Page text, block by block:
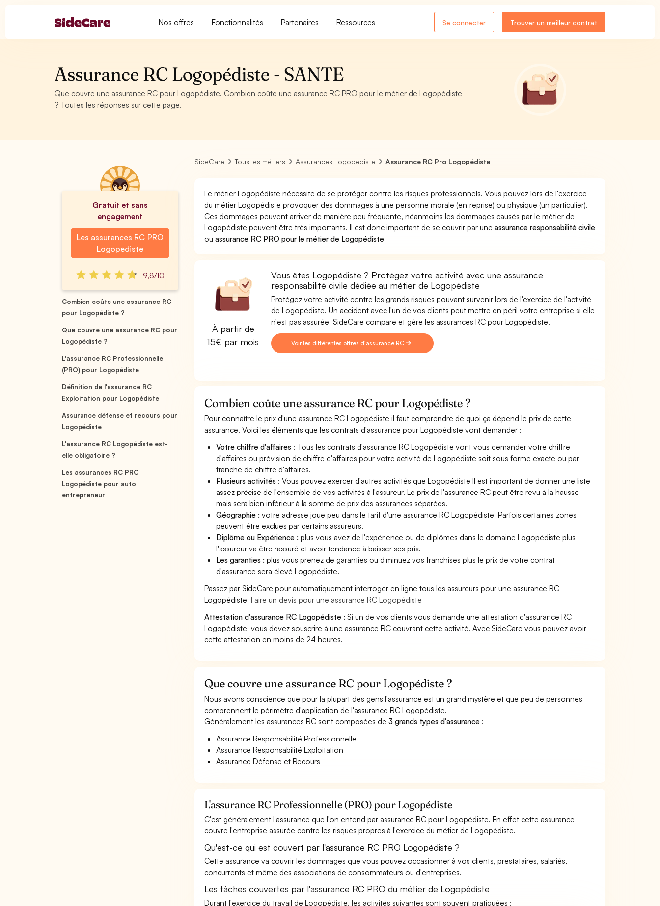
Nos offres Fonctionnalités Partenaires Ressources Se connecter Trouver un meilleur contrat
Assurance RC Logopédiste - SANTE
Que couvre une assurance RC pour Logopédiste. Combien coûte une assurance RC PRO pour le métier de Logopédiste
? Toutes les réponses sur cette page.
Gratuit et sans
engagement
Les assurances RC PRO
Logopédiste
9,8/10
Combien coûte une assurance RC
pour Logopédiste ?
Que couvre une assurance RC pour
Logopédiste ?
L'assurance RC Professionnelle
(PRO) pour Logopédiste
Définition de l'assurance RC
Exploitation pour Logopédiste
Assurance défense et recours pour
Logopédiste
L'assurance RC Logopédiste est-
elle obligatoire ?
Les assurances RC PRO
Logopédiste pour auto
entrepreneur
SideCare Tous les métiers Assurances Logopédiste Assurance RC Pro Logopédiste
Le métier Logopédiste nécessite de se protéger contre les risques professionnels. Vous pouvez lors de l'exercice
du métier Logopédiste provoquer des dommages à une personne morale (entreprise) ou physique (un particulier).
Ces dommages peuvent arriver de manière peu fréquente, néanmoins les dommages causés par le métier de
Logopédiste peuvent être très importants. Il est donc important de se couvrir par uneassurance responsabilité civile
ouassurance RC PRO pour le métier de Logopédiste.
À partir de
15€ par mois
Vous êtes Logopédiste ? Protégez votre activité avec une assurance
responsabilité civile dédiée au métier de Logopédiste
Protégez votre activité contre les grands risques pouvant survenir lors de l'exercice de l'activité
de Logopédiste. Un accident avec l'un de vos clients peut mettre en péril votre entreprise si elle
n'est pas assurée. SideCare compare et gère les assurances RC pour Logopédiste.
Voir les différentes offres d'assurance RC
Combien coûte une assurance RC pour Logopédiste ?
Pour connaître le prix d'une assurance RC Logopédiste il faut comprendre de quoi ça dépend le prix de cette
assurance. Voici les éléments que les contrats d'assurance pour Logopédiste vont demander :
Votre chiffre d'affaires : Tous les contrats d'assurance RC Logopédiste vont vous demander votre chiffre
d'affaires ou prévision de chiffre d'affaires pour votre activité de Logopédiste soit sous forme exacte ou par
tranche de chiffre d'affaires.
Plusieurs activités : Vous pouvez exercer d'autres activités que Logopédiste Il est important de donner une liste
assez précise de l'ensemble de vos activités à l'assureur. Le prix de l'assurance RC peut être revu à la hausse
mais sera bien inférieur à la somme de prix des assurances séparées.
Géographie :votre adresse joue peu dans le tarif d'une assurance RC Logopédiste. Parfois certaines zones
peuvent être exclues par certains assureurs.
Diplôme ou Expérience :plus vous avez de l'expérience ou de diplômes dans le domaine Logopédiste plus
l'assureur va être rassuré et avoir tendance à baisser ses prix.
Les garanties :plus vous prenez de garanties ou diminuez vos franchises plus le prix de votre contrat
d'assurance sera élevé Logopédiste.
Passez par SideCare pour automatiquement interroger en ligne tous les assureurs pour une assurance RC
Logopédiste.Faire un devis pour une assurance RC Logopédiste
Attestation d'assurance RC Logopédiste : Si un de vos clients vous demande une attestation d'assurance RC
Logopédiste, vous devez souscrire à une assurance RC couvrant cette activité. Avec SideCare vous pouvez avoir
cette attestation en moins de 24 heures.
Que couvre une assurance RC pour Logopédiste ?
Nous avons conscience que pour la plupart des gens l'assurance est un grand mystère et que peu de personnes
comprennent le périmètre d'application de l'assurance RC Logopédiste.
Généralement les assurances RC sont composées de3 grands types d'assurance :
Assurance Responsabilité Professionnelle
Assurance Responsabilité Exploitation
Assurance Défense et Recours
L'assurance RC Professionnelle (PRO) pour Logopédiste
C'est généralement l'assurance que l'on entend par assurance RC pour Logopédiste. En effet cette assurance
couvre l'entreprise assurée contre les risques propres à l'exercice du métier de Logopédiste.
Qu'est-ce qui est couvert par l'assurance RC PRO Logopédiste ?
Cette assurance va couvrir les dommages que vous pouvez occasionner à vos clients, prestataires, salariés,
concurrents et même des associations de consommateurs ou d'entreprises.
Les tâches couvertes par l'assurance RC PRO du métier de Logopédiste
Durant l'exercice du travail de Logopédiste, les activités suivantes sont souvent pratiquées :